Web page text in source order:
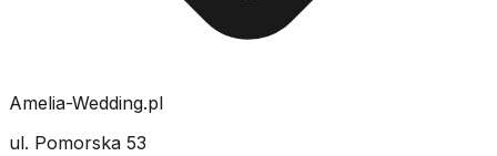
Amelia-Wedding.pl
ul. Pomorska 53